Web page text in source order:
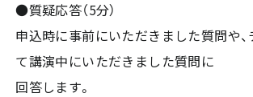
●質疑応答（5分）
申込時に事前にいただきました質問や
て講演中にいただきました質問に
回答します。